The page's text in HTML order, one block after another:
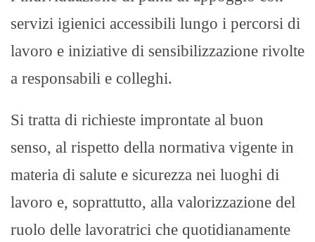
servizi igienici accessibili lungo i percorsi di
lavoro e iniziative di sensibilizzazione rivolte
a responsabili e colleghi.
Si tratta di richieste improntate al buon
senso, al rispetto della normativa vigente in
materia di salute e sicurezza nei luoghi di
lavoro e, soprattutto, alla valorizzazione del
ruolo delle lavoratrici che quotidianamente